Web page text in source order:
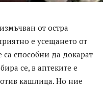
от остра
е усещането от
са способни да докарат
се, в аптеките е
кашлица. Но ние